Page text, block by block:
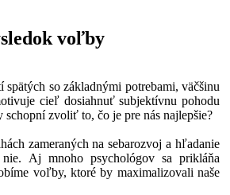
voľby
so základnými potrebami, väčšinu
cieľ dosiahnuť subjektívnu pohodu
schopní zvoliť to, čo je pre nás najlepšie?
zameraných na sebarozvoj a hľadanie
nie. Aj mnoho psychológov sa prikláňa
voľby, ktoré by maximalizovali naše